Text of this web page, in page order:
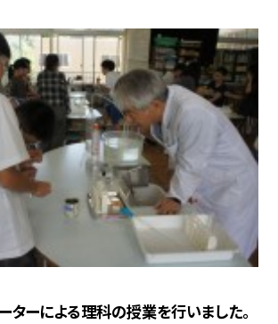
ターによる理科の授業を行いました。